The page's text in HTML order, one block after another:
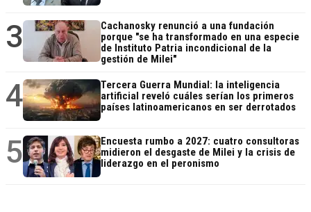
3
Cachanosky renunció a una fundación
porque "se ha transformado en una especie
de Instituto Patria incondicional de la
gestión de Milei"
4
Tercera Guerra Mundial: la inteligencia
artificial reveló cuáles serían los primeros
países latinoamericanos en ser derrotados
5
Encuesta rumbo a 2027: cuatro consultoras
midieron el desgaste de Milei y la crisis de
liderazgo en el peronismo